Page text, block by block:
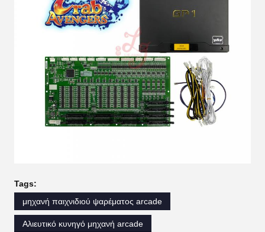
Tags:
μηχανή παιχνιδιού ψαρέματος arcade
Αλιευτικό κυνηγό μηχανή arcade